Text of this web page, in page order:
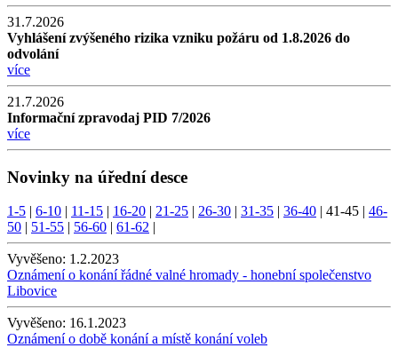
31.7.2026
Vyhlášení zvýšeného rizika vzniku požáru od 1.8.2026 do
odvolání
více
21.7.2026
Informační zpravodaj PID 7/2026
více
Novinky na úřední desce
1-5 6-10 11-15 16-20 21-25 26-30 31-35 36-40 41-45
46-
50
51-55 56-60 61-62
Vyvěšeno: 1.2.2023
Oznámení o konání řádné valné hromady - honební společenstvo
Libovice
Vyvěšeno: 16.1.2023
Oznámení o době konání a místě konání voleb